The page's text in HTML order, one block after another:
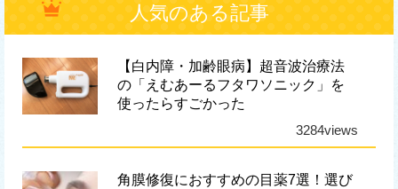
人気のある記事
【白内障・加齢眼病】超音波治療法
の「えむあーるフタワソニック」を
使ったらすごかった
3284views
角膜修復におすすめの目薬7選！選び